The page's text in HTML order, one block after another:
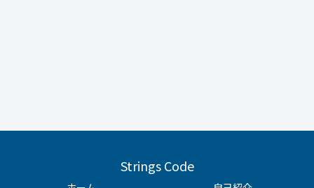
Strings Code